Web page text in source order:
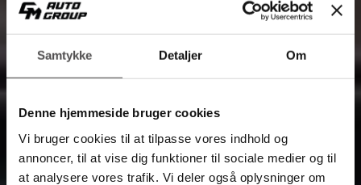
Samtykke Detaljer Om
Denne hjemmeside bruger cookies
Vi bruger cookies til at tilpasse vores indhold og
annoncer, til at vise dig funktioner til sociale medier og til
at analysere vores trafik. Vi deler også oplysninger om